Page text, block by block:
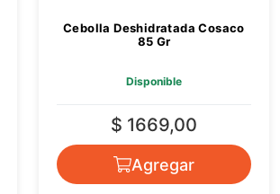
Cebolla Deshidratada Cosaco
85 Gr
Disponible
$ 1669,00
Agregar